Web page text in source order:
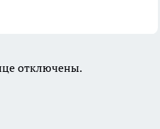
отключены.